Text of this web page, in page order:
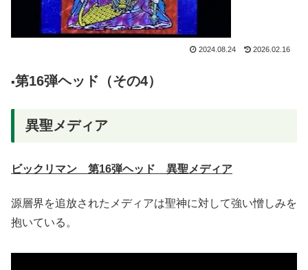
2024.08.24 2026.02.16
▪️第16弾ヘッド（その4）
異聖メディア
ビックリマン 第16弾ヘッド 異聖メディア
源層界を追放されたメディアは聖神に対して強い憎しみを
抱いている。